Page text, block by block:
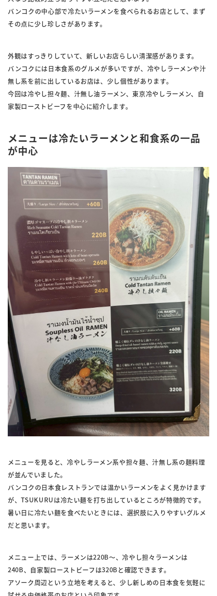
バンコクの中心部で冷たいラーメンを食べられるお店として、まず
その点に少し珍しさがあります。
外観はすっきりしていて、新しいお店らしい清潔感があります。
バンコクには日本食系のグルメが多いですが、冷やしラーメンや汁
無し系を前に出しているお店は、少し個性があります。
今回は冷やし担々麺、汁無し油ラーメン、東京冷やしラーメン、自
家製ローストビーフを中心に紹介します。
メニューは冷たいラーメンと和食系の一品
が中心
メニューを見ると、冷やしラーメン系や担々麺、汁無し系の麺料理
が並んでいました。
バンコクの日本食レストランでは温かいラーメンをよく見かけます
が、TSUKURUは冷たい麺を打ち出しているところが特徴的です。
暑い日に冷たい麺を食べたいときには、選択肢に入りやすいグルメ
だと思います。
メニュー上では、ラーメンは220B〜、冷やし担々ラーメンは
240B、自家製ローストビーフは320Bと確認できます。
アソーク周辺という立地を考えると、少し新しめの日本食を気軽に